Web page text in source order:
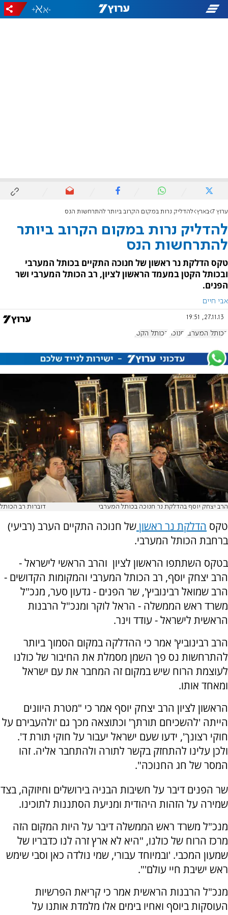
-
+
ערוץ 7 בארץ להדליק נרות במקום הקרוב ביותר להתרחשות הנס
להדליק נרות במקום הקרוב ביותר
להתרחשות הנס
טקס הדלקת נר ראשון של חנוכה התקיים בכותל המערבי
ובכותל הקטן במעמד הראשון לציון, רב הכותל המערבי ושר
הפנים.
אבי חיים
27.11.13, 19:51
הכותל המערבי חנוכה הכותל הקטן
הרב יצחק יוסף בהדלקת נר חנוכה בכותל המערבי דוברות רב הכותל
טקס הדלקת נר ראשון של חנוכה התקיים הערב (רביעי)
ברחבת הכותל המערבי.
בטקס השתתפו הראשון לציון והרב הראשי לישראל -
הרב יצחק יוסף, רב הכותל המערבי והמקומות הקדושים -
הרב שמואל רבינוביץ', שר הפנים - גדעון סער, מנכ"ל
משרד ראש הממשלה - הראל לוקר ומנכ"ל הרבנות
הראשית לישראל - עודד וינר.
הרב רבינוביץ' אמר כי ההדלקה במקום הסמוך ביותר
להתרחשות נס פך השמן מסמלת את החיבור של כולנו
לעוצמת הרוח שיש במקום זה המחבר את עם ישראל
ומאחד אותו.
הראשון לציון הרב יצחק יוסף אמר כי "מטרת היוונים
הייתה 'להשכיחם תורתך' וכתוצאה מכך גם 'ולהעבירם על
חוקי רצונך', ידעו שעם ישראל יעבור על חוקי תורת ד'.
ולכן עלינו להתחזק בקשר לתורה ולהתחבר אליה. זהו
המסר של חג החנוכה".
שר הפנים דיבר על חשיבות הבניה בירושלים וחיזוקה, בצד
שמירה על הזהות היהודית ומניעת הסתננות לתוכינו.
מנכ"ל משרד ראש הממשלה דיבר על היות המקום הזה
מרכז הרוח של כולנו, "היא לא ארץ זרה לנו כדבריו של
שמעון המכבי. 'ובמיוחד עבורי, שמי נולדה כאן וסבי שימש
ראש ישיבת חיי עולם'".
מנכ"ל הרבנות הראשית אמר כי קריאת הפרשיות
העוסקות ביוסף ואחיו בימים אלו מלמדת אותנו על